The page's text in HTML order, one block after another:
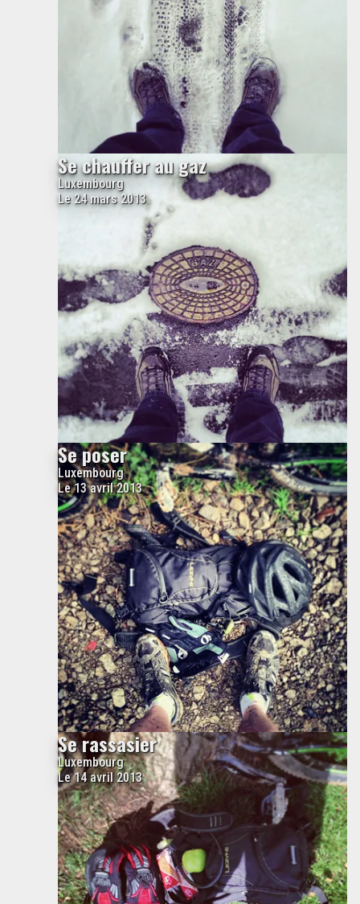
Se chauffer au gaz
Luxembourg
Le 24 mars 2013
Se poser
Luxembourg
Le 13 avril 2013
Se rassasier
Luxembourg
Le 14 avril 2013